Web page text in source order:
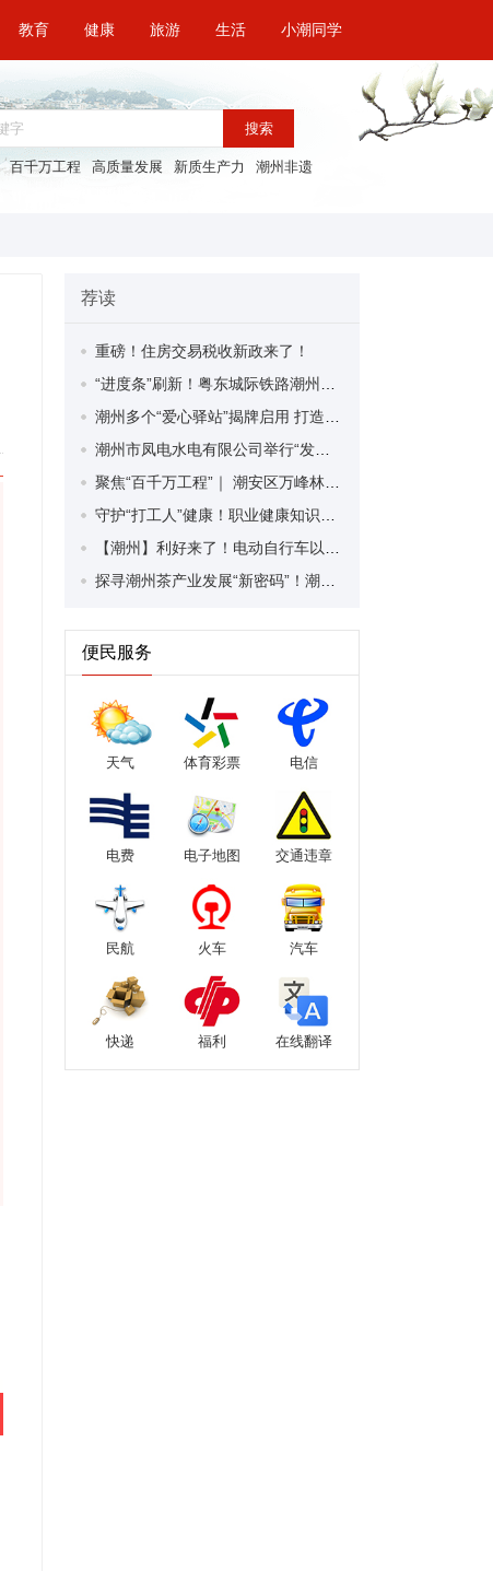
教育 健康 旅游 生活 小潮同学
搜索
百千万工程 高质量发展 新质生产力 潮州非遗
荐读
重磅！住房交易税收新政来了！
便民服务
天气 体育彩票 电信
电费 电子地图 交通违章
民航 火车 汽车
快递 福利 在线翻译